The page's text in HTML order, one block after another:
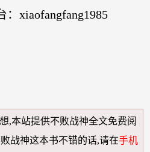
xiaofangfang1985
,本站提供不败战神全文免费阅
战神这本书不错的话,请在手机